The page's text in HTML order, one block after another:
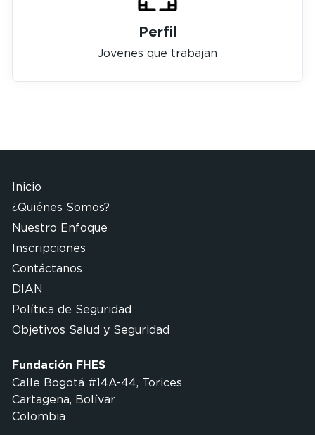
Perfil
Jovenes que trabajan
Inicio
¿Quiénes Somos?
Nuestro Enfoque
Inscripciones
Contáctanos
DIAN
Política de Seguridad
Objetivos Salud y Seguridad
Fundación FHES
Calle Bogotá #14A-44, Torices
Cartagena, Bolívar
Colombia